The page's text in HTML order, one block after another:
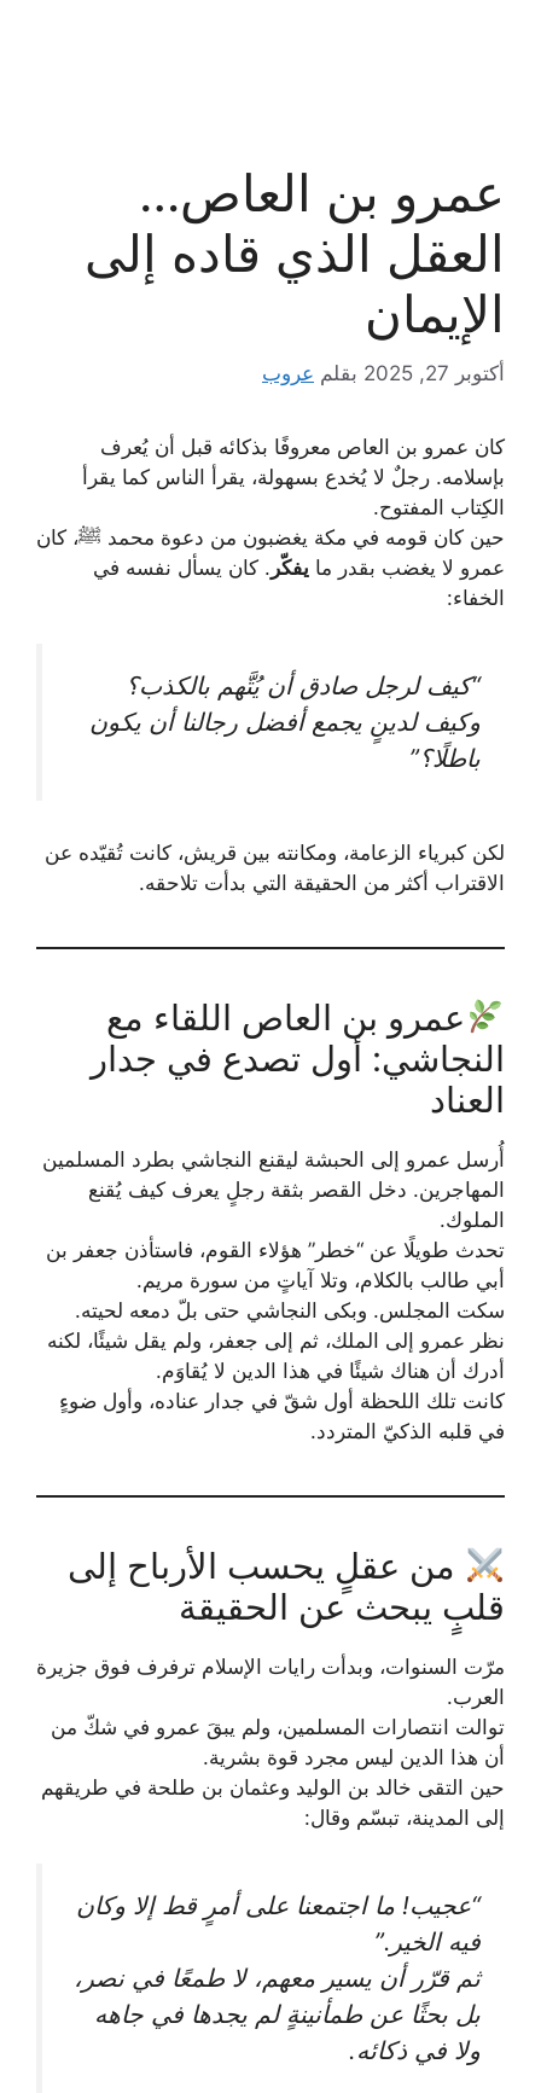
عمرو بن العاص…
العقل الذي قاده إلى
الإيمان
أكتوبر 27, 2025 بقلم عروب
كان عمرو بن العاص معروفًا بذكائه قبل أن يُعرف
بإسلامه. رجلٌ لا يُخدع بسهولة، يقرأ الناس كما يقرأ
الكِتاب المفتوح.
حين كان قومه في مكة يغضبون من دعوة محمد ﷺ، كان
عمرو لا يغضب بقدر ما يفكّر . كان يسأل نفسه في
الخفاء:
“كيف لرجل صادق أن يُتَّهم بالكذب؟
وكيف لدينٍ يجمع أفضل رجالنا أن يكون
باطلًا؟”
لكن كبرياء الزعامة، ومكانته بين قريش، كانت تُقيّده عن
الاقتراب أكثر من الحقيقة التي بدأت تلاحقه.
عمرو بن العاص اللقاء مع
النجاشي: أول تصدع في جدار
العناد
أُرسل عمرو إلى الحبشة ليقنع النجاشي بطرد المسلمين
المهاجرين. دخل القصر بثقة رجلٍ يعرف كيف يُقنع
الملوك.
تحدث طويلًا عن “خطر” هؤلاء القوم، فاستأذن جعفر بن
أبي طالب بالكلام، وتلا آياتٍ من سورة مريم.
سكت المجلس. وبكى النجاشي حتى بلّ دمعه لحيته.
نظر عمرو إلى الملك، ثم إلى جعفر، ولم يقل شيئًا، لكنه
أدرك أن هناك شيئًا في هذا الدين لا يُقاوَم.
كانت تلك اللحظة أول شقّ في جدار عناده، وأول ضوءٍ
في قلبه الذكيّ المتردد.
من عقلٍ يحسب الأرباح إلى
قلبٍ يبحث عن الحقيقة
مرّت السنوات، وبدأت رايات الإسلام ترفرف فوق جزيرة
العرب.
توالت انتصارات المسلمين، ولم يبقَ عمرو في شكّ من
أن هذا الدين ليس مجرد قوة بشرية.
حين التقى خالد بن الوليد وعثمان بن طلحة في طريقهم
إلى المدينة، تبسّم وقال:
“عجيب! ما اجتمعنا على أمرٍ قط إلا وكان
فيه الخير.”
ثم قرّر أن يسير معهم، لا طمعًا في نصر،
بل بحثًا عن طمأنينةٍ لم يجدها في جاهه
ولا في ذكائه.